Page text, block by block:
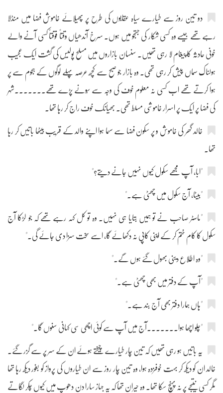
دو تین روز سے طیارے سیاہ عقابوں کی طرح پر پھیلائے خاموش فضا میں منڈلا
رہے تھے جیسے وہ کسی شکار کی جستجو میں ہوں۔ سرخ آندھیاں وقتاً فوقتاً کسی آنے والے
خونی حادثہ کا پیغام لا رہی تھیں۔ سنسان بازاروں میں مسلح پولیس کی گشت ایک عجیب
ہولناک سماں پیش کر رہی تھی۔ وہ بازار جو صبح سے کچھ عرصہ پہلے لوگوں کے ہجوم سے پر
ہوا کرتے تھے اب کسی نہ معلوم خوف کی وجہ سے سُونے پڑے تھے۔۔۔۔۔۔۔شہر
کی فضا پر ایک پر اسرار خاموشی مسلط تھی۔ بھیانک خوف راج کر رہا تھا۔
خالد گھر کی خاموش و پر سکون فضا سے سہما ہوا اپنے والد کے قریب بیٹھا باتیں کر رہا
تھا۔
"ابا، آپ مجھے سکول کیوں نہیں جانے دیتے؟"
"بیٹا، آج سکول میں چھٹی ہے۔"
"ماسٹر صاحب نے تو ہمیں بتایا ہی نہیں۔ وہ تو کل کہہ رہے تھے کہ جو لڑکا آج
سکول کا کام ختم کر کے اپنی کاپی نہ دکھائے گا، اسے سخت سزا دی جائے گی۔"
"وہ اطلاع دینی بھول گئے ہوں گے۔"
"آپ کے دفتر میں بھی چھٹی ہے۔"
"ہاں ہمارا دفتر بھی آج بند ہے۔"
"چلو اچھا ہوا۔۔۔۔۔۔۔آج میں آپ سے کوئی اچھی سی کہانی سنوں گا۔"
یہ باتیں ہو رہی تھیں کہ تین چار طیارے چیختے ہوئے ان کے سر پر سے گزر گئے۔
خالد ان کو دیکھ کر بہت خوفزدہ ہوا، وہ تین چار روز سے ان طیاروں کی پرواز کو بغور دیکھ رہا تھا
مگر کسی نتیجے پر نہ پہنچ سکا تھا۔ وہ حیران تھا کہ یہ جہاز سارا دن دھوپ میں کیوں چکر لگاتے